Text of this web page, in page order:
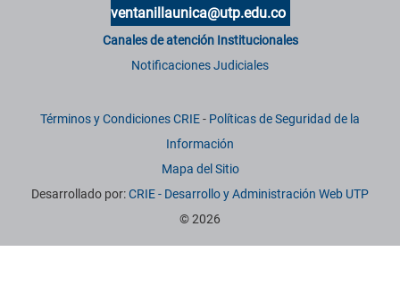
ventanillaunica@utp.edu.co
Canales de atención Institucionales
Notificaciones Judiciales
Términos y Condiciones CRIE- Políticas de Seguridad de la
Información
Mapa del Sitio
Desarrollado por:CRIE - Desarrollo y Administración Web UTP
© 2026